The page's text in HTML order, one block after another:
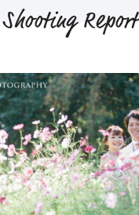
Shooting Report